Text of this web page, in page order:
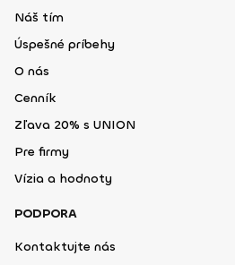
Náš tím
Úspešné príbehy
O nás
Cenník
Zľava 20% s UNION
Pre firmy
Vízia a hodnoty
PODPORA
Kontaktujte nás